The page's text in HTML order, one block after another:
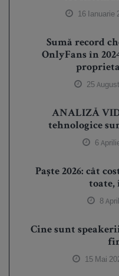
16 Ianuarie
Sumă record
OnlyFans în
25
ANALIZĂ
tehnologice
6
Paște 2026: cât
toate,
8
Cine sunt
15 Mai